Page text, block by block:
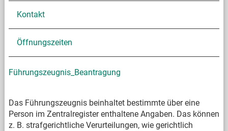
Kontakt
Öffnungszeiten
Führungszeugnis_Beantragung
Das Führungszeugnis beinhaltet bestimmte über eine
Person im Zentralregister enthaltene Angaben. Das können
z. B. strafgerichtliche Verurteilungen, wie gerichtlich